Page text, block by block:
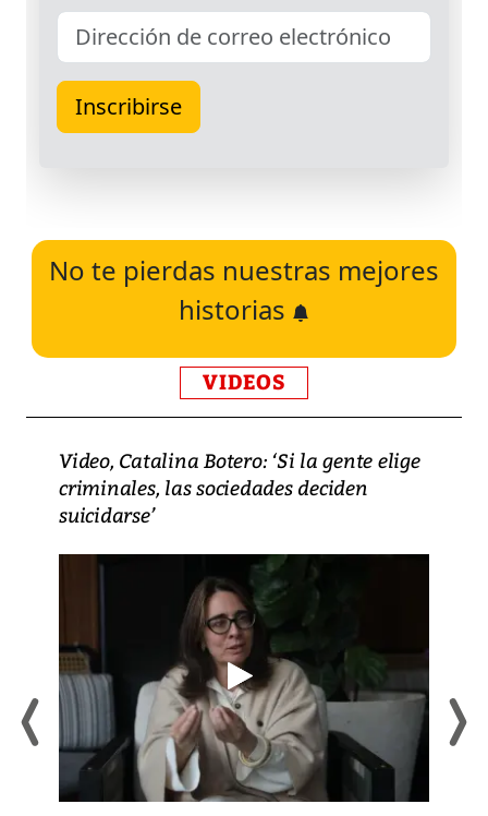
No te pierdas nuestras mejores
historias
VIDEOS
Video, Catalina Botero: ‘Si la gente elige
criminales, las sociedades deciden
suicidarse’